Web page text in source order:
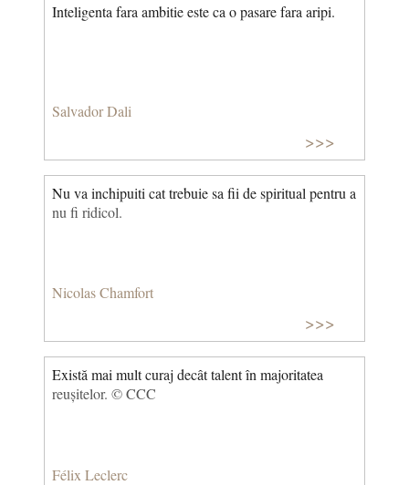
Inteligenta fara ambitie este ca o pasare fara aripi.
Salvador Dali
>>>
Nu va inchipuiti cat trebuie sa fii de spiritual pentru a
nu fi ridicol.
Nicolas Chamfort
>>>
Există mai mult curaj decât talent în majoritatea
reușitelor. © CCC
Félix Leclerc